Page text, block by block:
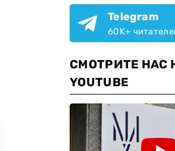
Telegram
60K+
СМОТРИТЕ НАС
YOUTUBE